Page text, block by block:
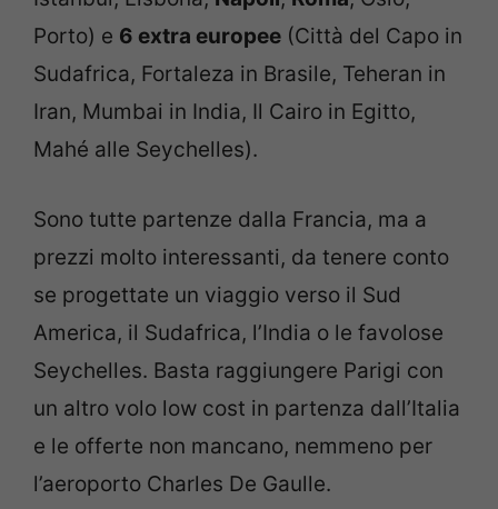
Porto) e 6 extra europee (Città del Capo in
Sudafrica, Fortaleza in Brasile, Teheran in
Iran, Mumbai in India, Il Cairo in Egitto,
Mahé alle Seychelles).
Sono tutte partenze dalla Francia, ma a
prezzi molto interessanti, da tenere conto
se progettate un viaggio verso il Sud
America, il Sudafrica, l’India o le favolose
Seychelles. Basta raggiungere Parigi con
un altro volo low cost in partenza dall’Italia
e le offerte non mancano, nemmeno per
l’aeroporto Charles De Gaulle.